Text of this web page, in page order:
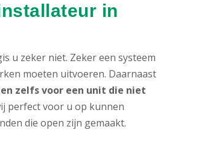
in
u zeker niet. Zeker een systeem
moeten uitvoeren. Daarnaast
zelfs voor een unit die niet
perfect voor u op kunnen
die open zijn gemaakt.